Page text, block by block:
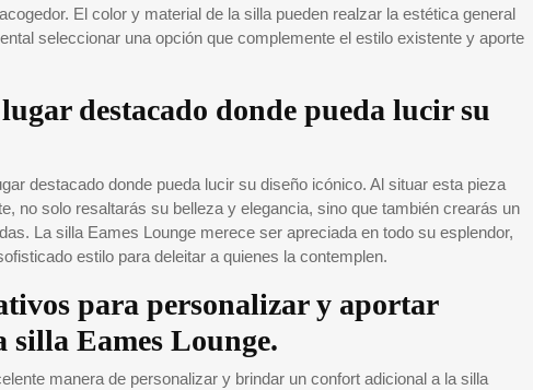
El color y material de la silla pueden realzar la estética general
seleccionar una opción que complemente el estilo existente y aporte
destacado donde pueda lucir su
destacado donde pueda lucir su diseño icónico. Al situar esta pieza
no solo resaltarás su belleza y elegancia, sino que también crearás un
La silla Eames Lounge merece ser apreciada en todo su esplendor,
estilo para deleitar a quienes la contemplen.
para personalizar y aportar
Eames Lounge.
manera de personalizar y brindar un confort adicional a la silla